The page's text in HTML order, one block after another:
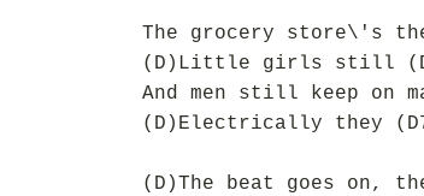
The grocery store\'s
(D)Little girls still
And men still keep on
(D)Electrically they
(D)The beat goes on,